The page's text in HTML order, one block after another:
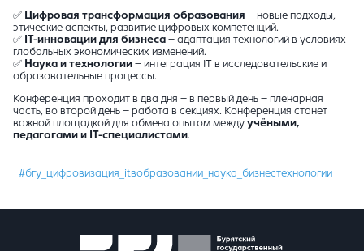
✅ Цифровая трансформация образования – новые подходы,
этические аспекты, развитие цифровых компетенций.
✅ IT-инновации для бизнеса – адаптация технологий в условиях
глобальных экономических изменений.
✅ Наука и технологии – интеграция IT в исследовательские и
образовательные процессы.
Конференция проходит в два дня – в первый день – пленарная
часть, во второй день – работа в секциях. Конференция станет
важной площадкой для обмена опытом между учёными,
педагогами и IT-специалистами.
#бгу_цифровизация_itвобразовании_наука_бизнестехнологии